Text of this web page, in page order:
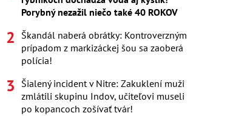
Porybný nezažil niečo také 40 ROKOV
Škandál naberá obrátky: Kontroverzným
prípadom z markizáckej šou sa zaoberá
polícia!
Šialený incident v Nitre: Zakuklení muži
zmlátili skupinu Indov, učiteľovi museli
po kopancoch zošívať tvár!